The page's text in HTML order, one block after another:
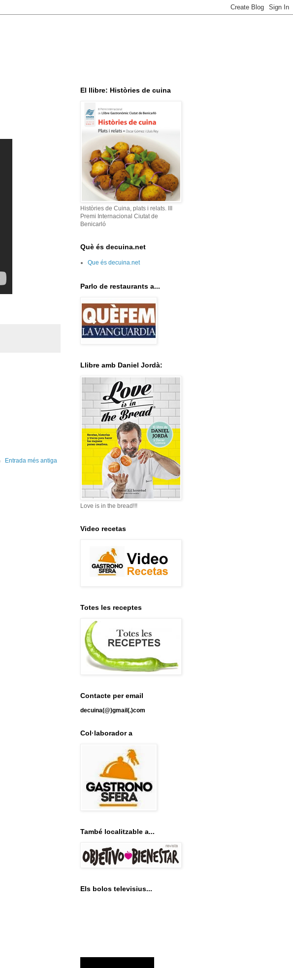
Entrada més antiga
El llibre: Històries de cuina
Històries de Cuina, plats i relats. III
Premi Internacional Ciutat de
Benicarló
Què és decuina.net
Que és decuina.net
Parlo de restaurants a...
Llibre amb Daniel Jordà:
Love is in the bread!!!
Video recetas
Totes les receptes
Contacte per email
decuina(@)gmail(.)com
Col·laborador a
També localitzable a...
Els bolos televisius...